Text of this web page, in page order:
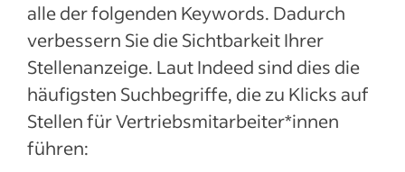
alle der folgenden Keywords. Dadurch
verbessern Sie die Sichtbarkeit Ihrer
Stellenanzeige. Laut Indeed sind dies die
häufigsten Suchbegriffe, die zu Klicks auf
Stellen für Vertriebsmitarbeiter*innen
führen: